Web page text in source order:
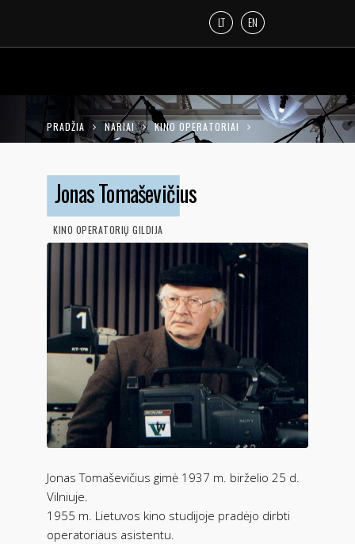
LT EN
PRADŽIA NARIAI KINO OPERATORIAI
Jonas Tomaševičius
KINO OPERATORIŲ GILDIJA
Jonas Tomaševičius gimė 1937 m. birželio 25 d.
Vilniuje.
1955 m. Lietuvos kino studijoje pradėjo dirbti
operatoriaus asistentu.